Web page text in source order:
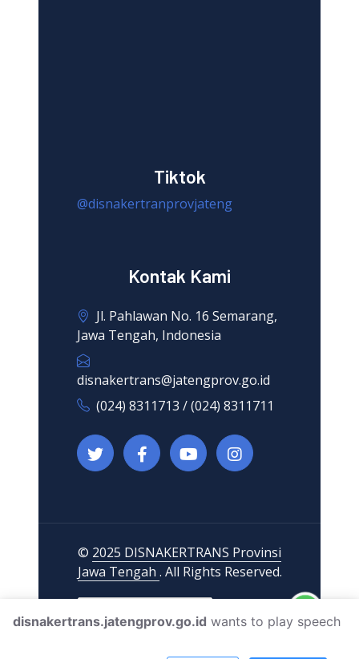
Tiktok
@disnakertranprovjateng
Kontak Kami
Jl. Pahlawan No. 16 Semarang,
Jawa Tengah, Indonesia
disnakertrans@jatengprov.go.id
(024) 8311713 / (024) 8311711
© 2025 DISNAKERTRANS Provinsi
Jawa Tengah . All Rights Reserved.
disnakertrans.jatengprov.go.id wants to play speech